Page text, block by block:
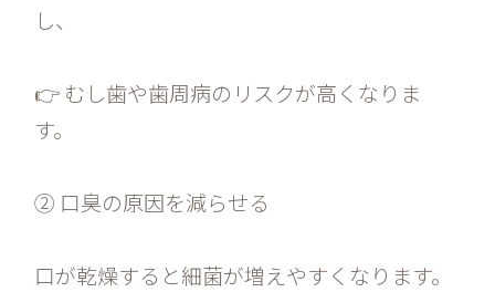
し、
👉 むし歯や歯周病のリスクが高くなりま
す。
② 口臭の原因を減らせる
口が乾燥すると細菌が増えやすくなります。